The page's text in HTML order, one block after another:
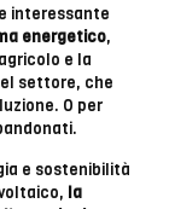
interessante
energetico,
e la
settore, che
O per
e sostenibilità
la